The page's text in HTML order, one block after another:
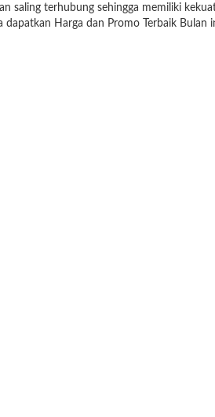
saling terhubung sehingga memiliki
Harga dan Promo Terbaik